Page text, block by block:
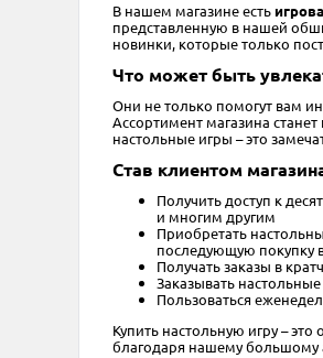
В нашем магазине есть
представленную в нашей
новинки, которые только
Что может быть
Они не только помогут вам
Ассортимент магазина
настольные игры – это
Став клиентом
Получить доступ к
и многим другим
Приобретать
последующую покупку
Получать заказы в
Заказывать
Пользоваться
Купить настольную игру –
благодаря нашему большому